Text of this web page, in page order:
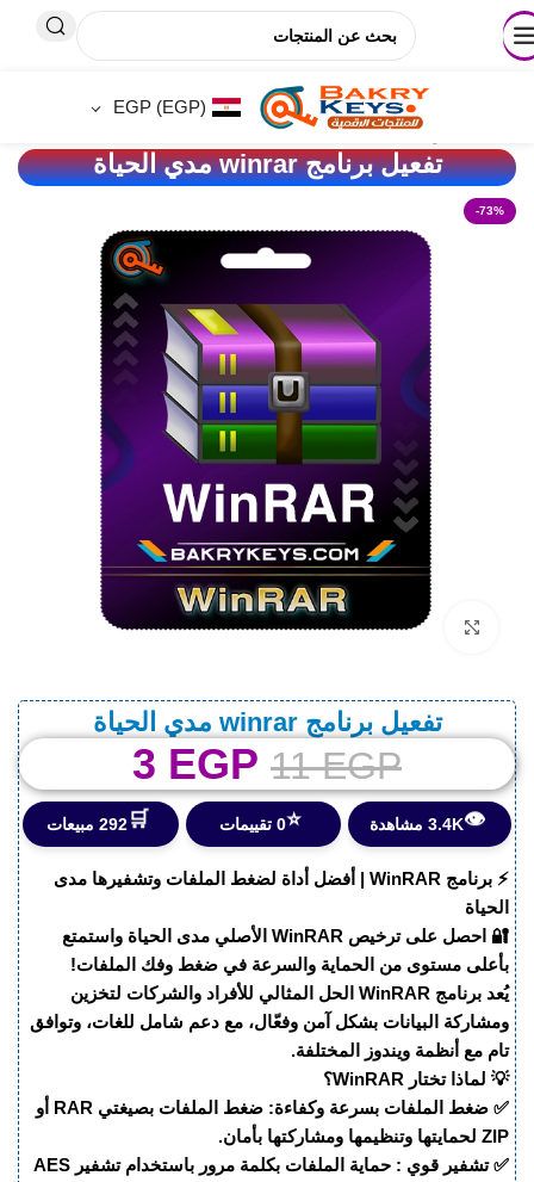
💵اسعار تناسب الجميع 🎁خصومات حقيقية حتـ
(EGP)
EGP
الصفحة الرئيسية/
programs
تفعيل برنامج winrar مدي الحياة
-73%
اضغط للتكبير
تفعيل برنامج winrar مدي الحياة
11EGP
3 EGP
👁️3.4K مشاهدة ⭐0 تقييمات 🛒292 مبيعات
⚡ برنامج WinRAR | أفضل أداة لضغط الملفات وتشفيرها مدى
الحياة
🔐 احصل على ترخيص WinRAR الأصلي مدى الحياة واستمتع
بأعلى مستوى من الحماية والسرعة في ضغط وفك الملفات!
يُعد برنامج WinRAR الحل المثالي للأفراد والشركات لتخزين
ومشاركة البيانات بشكل آمن وفعّال، مع دعم شامل للغات، وتوافق
تام مع أنظمة ويندوز المختلفة.
💡 لماذا تختار WinRAR؟
✅ ضغط الملفات بسرعة وكفاءة: ضغط الملفات بصيغتي RAR أو
ZIP لحمايتها وتنظيمها ومشاركتها بأمان.
✅ تشفير قوي : حماية الملفات بكلمة مرور باستخدام تشفير AES